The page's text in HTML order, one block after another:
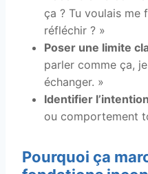
ça ? Tu voulais me
réfléchir ? »
Poser une limite
parler comme ça,
échanger. »
Identifier
ou comportement
Pourquoi ça